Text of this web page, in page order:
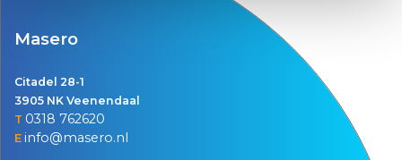
Masero
Citadel 28-1
3905 NK Veenendaal
T 0318 762620
E info@masero.nl